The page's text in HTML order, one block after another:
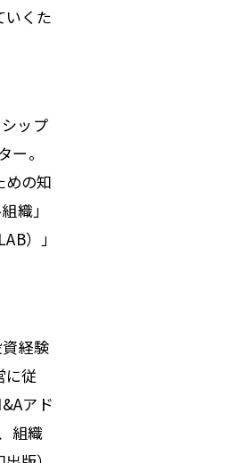
いくた
ップ
。
めの知
織」
）」
経験
に従
アド
組織